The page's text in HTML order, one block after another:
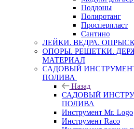
Поддоны
Полиротанг
Просперпласт
Сантино
ЛЕЙКИ. ВЕДРА.
ОПОРЫ. РЕШЕТКИ.
МАТЕРИАЛ
САДОВЫЙ
ПОЛИВА
Назад
САДОВЫЙ
ПОЛИВА
Инструмент Mr. Logo
Инструмент Raco